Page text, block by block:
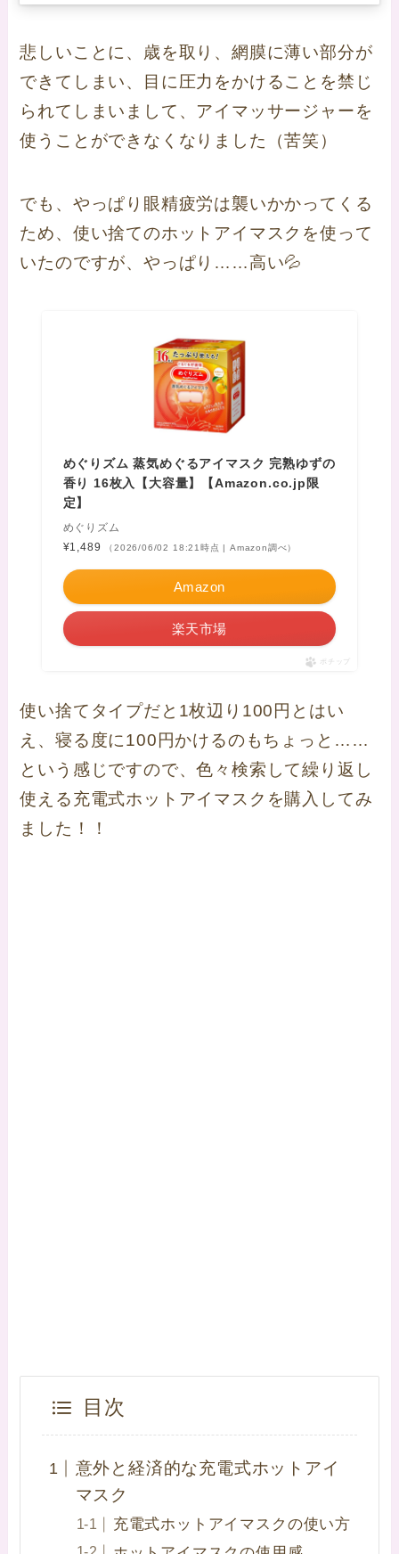
悲しいことに、歳を取り、網膜に薄い部分が
できてしまい、目に圧力をかけることを禁じ
られてしまいまして、アイマッサージャーを
使うことができなくなりました（苦笑）
でも、やっぱり眼精疲労は襲いかかってくる
ため、使い捨てのホットアイマスクを使って
いたのですが、やっぱり……高い💦
めぐりズム 蒸気めぐるアイマスク 完熟ゆずの
香り 16枚入【大容量】【Amazon.co.jp限
定】
めぐりズム
¥1,489
（2026/06/02 18:21時点 | Amazon調べ）
Amazon
楽天市場
ポチップ
使い捨てタイプだと1枚辺り100円とはい
え、寝る度に100円かけるのもちょっと……
という感じですので、色々検索して繰り返し
使える充電式ホットアイマスクを購入してみ
ました！！
目次
意外と経済的な充電式ホットアイ
マスク
充電式ホットアイマスクの使い方